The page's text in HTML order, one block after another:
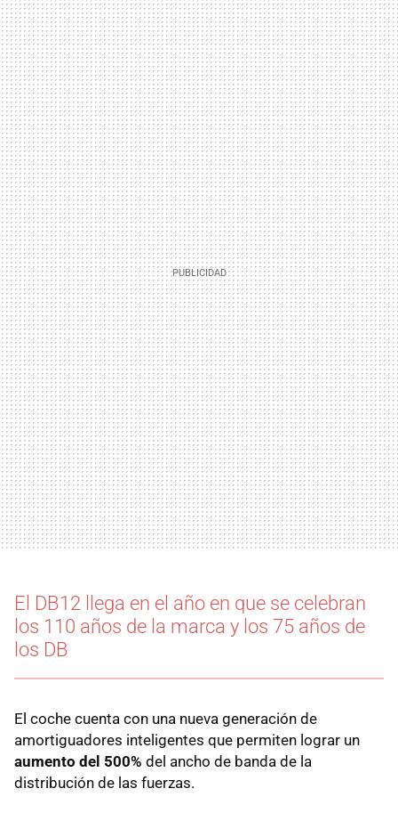
El DB12 llega en el año en que se celebran
los 110 años de la marca y los 75 años de
los DB
El coche cuenta con una nueva generación de
amortiguadores inteligentes que permiten lograr un
aumento del 500% del ancho de banda de la
distribución de las fuerzas.